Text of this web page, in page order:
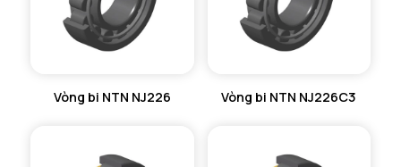
Vòng bi NTN NJ226 Vòng bi NTN NJ226C3